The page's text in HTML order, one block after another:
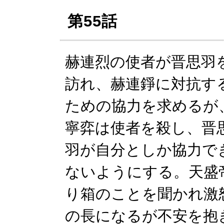
第55話
赫連烈の使者が晋思羽
訪れ、赫連錚に対抗す
ための協力を求めるが
寧弈は使者を殺し、晋
羽が自分としか協力で
ないようにする。天
り箱のことを聞かれ
の長になるが不安を